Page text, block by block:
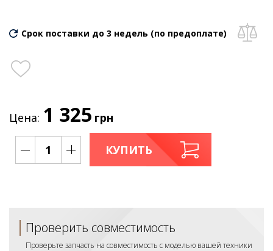
Срок поставки до 3 недель (по предоплате)
Цена: 1 325 грн
КУПИТЬ
Проверить совместимость
Проверьте запчасть на совместимость с моделью вашей техники